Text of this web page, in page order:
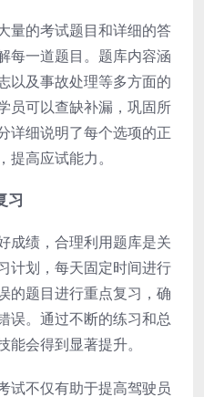
量的考试题目和详细的答
每一道题目。题库内容涵
以及事故处理等多方面的
员可以查缺补漏，巩固所
详细说明了每个选项的正
高应试能力。
习
成绩，合理利用题库是关
计划，每天固定时间进行
的题目进行重点复习，确
误。通过不断的练习和总
会得到显著提升。
试不仅有助于提高驾驶员